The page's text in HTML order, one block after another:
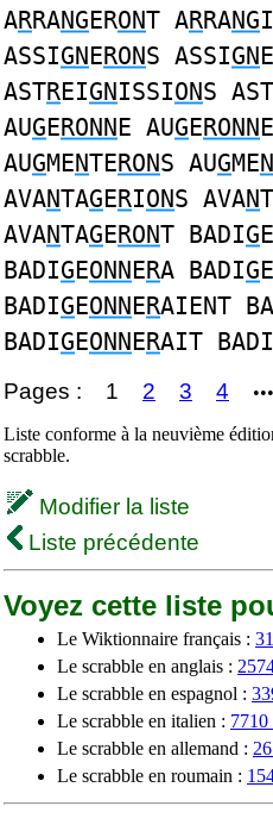
ARRANGERONT ARRANGI
ASSIGNERONS ASSIGNE
ASTREIGNISSIONS AST
AUGERONNE AUGERONN
AUGMENTERONS AUGMEN
AVANTAGERIONS AVAN
AVANTAGERONT BADIGE
BADIGEONNERA BADIGE
BADIGEONNERAIENT
BADIGEONNERAIT BADI
Pages : 1 2 3 4
Liste conforme à la neuvième
scrabble.
Modifier la liste
Liste précédente
Voyez cette liste
Le Wiktionnaire français :
Le scrabble en anglais :
Le scrabble en espagnol :
Le scrabble en italien : 7710
Le scrabble en allemand :
Le scrabble en roumain :